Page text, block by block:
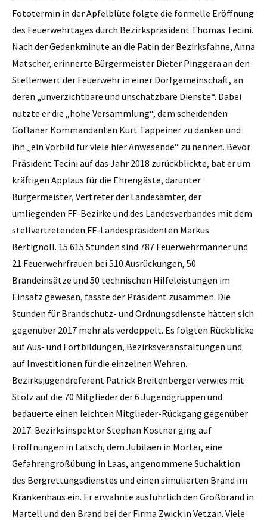
Fototermin in der Apfelblüte folgte die formelle Eröffnung
des Feuerwehrtages durch Bezirkspräsident Thomas Tecini.
Nach der Gedenkminute an die Patin der Bezirksfahne, Anna
Matscher, erinnerte Bürgermeister Dieter Pinggera an den
Stellenwert der Feuerwehr in einer Dorfgemeinschaft, an
deren „unverzichtbare und unschätzbare Dienste“. Dabei
nutzte er die „hohe Versammlung“, dem scheidenden
Göflaner Kommandanten Kurt Tappeiner zu danken und
ihn „ein Vorbild für viele hier Anwesende“ zu nennen. Bevor
Präsident Tecini auf das Jahr 2018 zurückblickte, bat er um
kräftigen Applaus für die Ehrengäste, darunter
Bürgermeister, Vertreter der Landesämter, der
umliegenden FF-Bezirke und des Landesverbandes mit dem
stellvertretenden FF-Landespräsidenten Markus
Bertignoll. 15.615 Stunden sind 787 Feuerwehrmänner und
21 Feuerwehrfrauen bei 510 Ausrückungen, 50
Brandeinsätze und 50 technischen Hilfeleistungen im
Einsatz gewesen, fasste der Präsident zusammen. Die
Stunden für Brandschutz- und Ordnungsdienste hätten sich
gegenüber 2017 mehr als verdoppelt. Es folgten Rückblicke
auf Aus- und Fortbildungen, Bezirksveranstaltungen und
auf Investitionen für die einzelnen Wehren.
Bezirksjugendreferent Patrick Breitenberger verwies mit
Stolz auf die 70 Mitglieder der 6 Jugendgruppen und
bedauerte einen leichten Mitglieder-Rückgang gegenüber
2017. Bezirksinspektor Stephan Kostner ging auf
Eröffnungen in Latsch, dem Jubiläen in Morter, eine
Gefahrengroßübung in Laas, angenommene Suchaktion
des Bergrettungsdienstes und einen simulierten Brand im
Krankenhaus ein. Er erwähnte ausführlich den Großbrand in
Martell und den Brand bei der Firma Zwick in Vetzan. Viele